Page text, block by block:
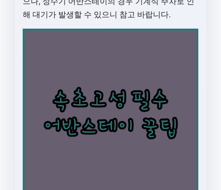
해 대기가 발생할 수 있으니 참고 바랍니다.